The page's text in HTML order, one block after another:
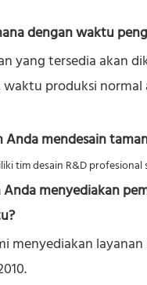
dengan waktu
yang tersedia akan
produksi normal
Anda mendesain
tim desain R&D profesional
Anda menyediakan
menyediakan